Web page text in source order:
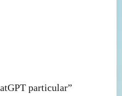
particular”